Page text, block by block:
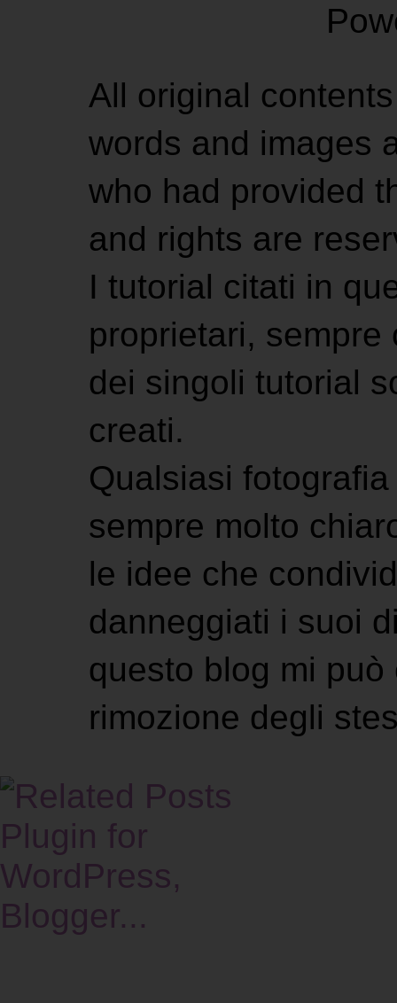
All original
words and images
who had provided
and rights are
I tutorial citati in
proprietari,
dei singoli tutorial
creati.
Qualsiasi
sempre molto
le idee che
danneggiati i suoi
questo blog mi
rimozione degli